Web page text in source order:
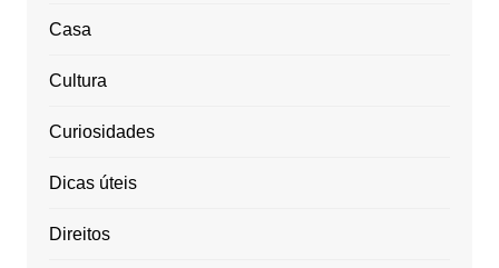
Casa
Cultura
Curiosidades
Dicas úteis
Direitos